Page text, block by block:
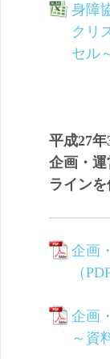
身障
クリ
セル
平成27
企画・
ライン
企画
（
企画
～資